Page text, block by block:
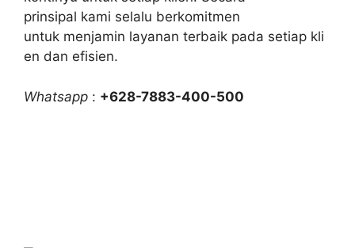
prinsipal kami selalu berkomitmen
untuk menjamin layanan terbaik pada setiap kli
en dan efisien.
Whatsapp : +628-7883-400-500